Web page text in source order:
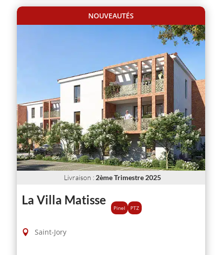
NOUVEAUTÉS
Livraison :2ème Trimestre 2025
La Villa Matisse
Pinel PTZ
Saint-Jory